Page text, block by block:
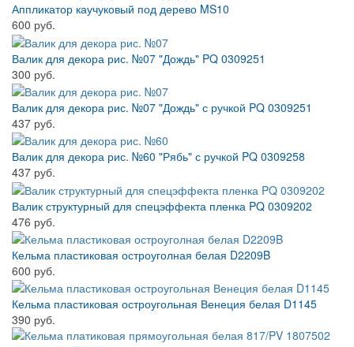
Аппликатор каучуковый под дерево MS10
600 руб.
Валик для декора рис. №07 "Дождь" PQ 0309251
300 руб.
Валик для декора рис. №07 "Дождь" с ручкой PQ 0309251
437 руб.
Валик для декора рис. №60 "Рябь" с ручкой PQ 0309258
437 руб.
Валик структурный для спецэффекта пленка PQ 0309202
476 руб.
Кельма пластиковая остроуголная белая D2209B
600 руб.
Кельма пластиковая остроугольная Венеция белая D1145
390 руб.